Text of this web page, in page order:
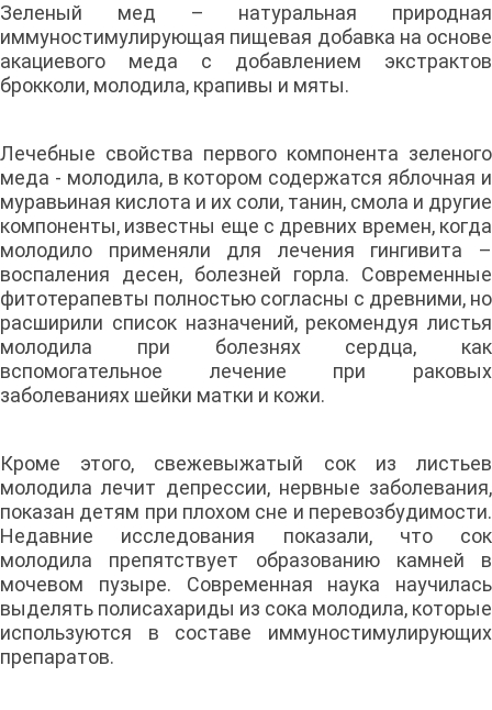
Зеленый мед – натуральная природная
иммуностимулирующая пищевая добавка на основе
акациевого меда с добавлением экстрактов
брокколи, молодила, крапивы и мяты.
Лечебные свойства первого компонента зеленого
меда - молодила, в котором содержатся яблочная и
муравьиная кислота и их соли, танин, смола и другие
компоненты, известны еще с древних времен, когда
молодило применяли для лечения гингивита –
воспаления десен, болезней горла. Современные
фитотерапевты полностью согласны с древними, но
расширили список назначений, рекомендуя листья
молодила при болезнях сердца, как
вспомогательное лечение при раковых
заболеваниях шейки матки и кожи.
Кроме этого, свежевыжатый сок из листьев
молодила лечит депрессии, нервные заболевания,
показан детям при плохом сне и перевозбудимости.
Недавние исследования показали, что сок
молодила препятствует образованию камней в
мочевом пузыре. Современная наука научилась
выделять полисахариды из сока молодила, которые
используются в составе иммуностимулирующих
препаратов.